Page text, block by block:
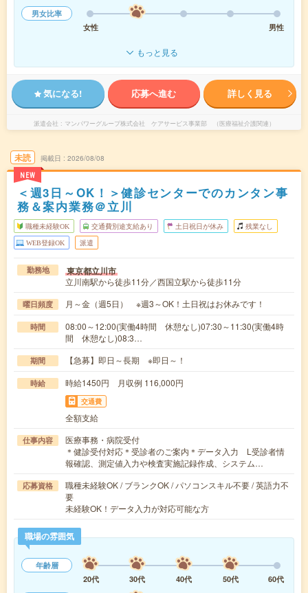
男女比率
女性
男性
もっと見る
気になる! 応募へ進む 詳しく見る
派遣会社 マンパワーグループ株式会社 ケアサービス事業部 （医療福祉介護関連）
未読
NEW
掲載日 2026/08/08
＜週3日～OK！＞健診センターでのカンタン事
務＆案内業務＠立川
職種未経験OK 交通費別途支給あり 土日祝日が休み 残業なし
WEB登録OK 派遣
勤務地 東京都立川市
立川南駅から徒歩11分／西国立駅から徒歩11分
曜日頻度 月～金（週5日） ※週3～OK！土日祝はお休みです！
時間
08:00～12:00(実働4時間 休憩なし)07:30～11:30(実働4時
間 休憩なし)08:3…
期間 【急募】即日～長期 ※即日～！
時給 時給1450円 月収例 116,000円
交通費
全額支給
仕事内容
医療事務・病院受付
＊健診受付対応＊受診者のご案内＊データ入力 L受診者情
報確認、測定値入力や検査実施記録作成、システム…
応募資格
職種未経験OK / ブランクOK / パソコンスキル不要 / 英語力不
要
未経験OK！データ入力が対応可能な方
職場の雰囲気
年齢層
20代
30代 40代 50代
60代